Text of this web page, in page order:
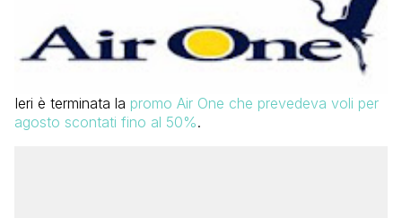
Ieri è terminata la promo Air One che prevedeva voli per
agosto scontati fino al 50%.